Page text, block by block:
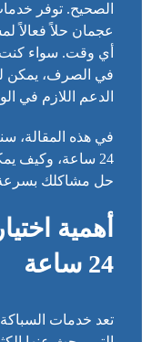
عجمان حلاً فعالاً
أي وقت. سواء كنت
في الصرف، يمكن
الدعم اللازم في
في هذه المقالة،
24 ساعة، وكيف
حل مشاكلك
أهمية
24 ساعة